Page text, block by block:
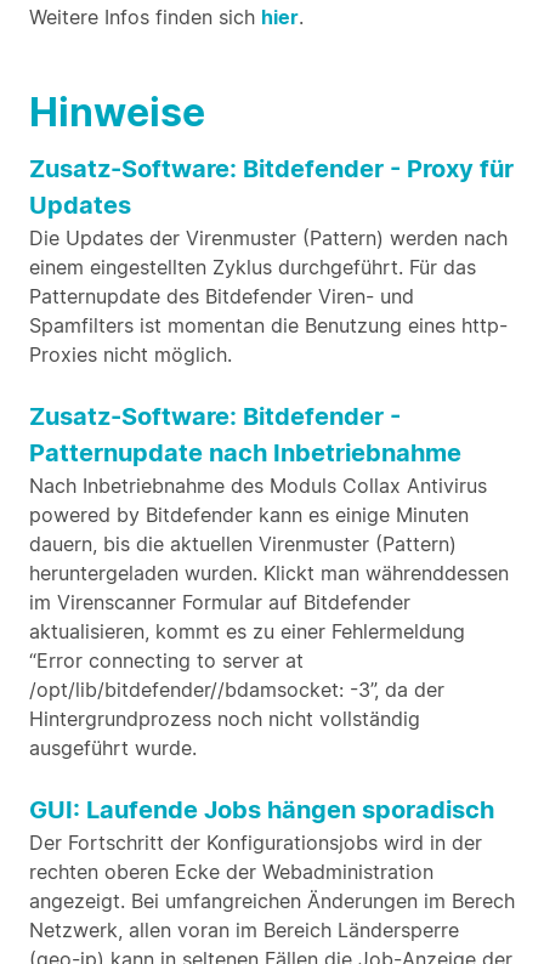
Weitere Infos finden sich hier.
Hinweise
Zusatz-Software: Bitdefender - Proxy für
Updates
Die Updates der Virenmuster (Pattern) werden nach
einem eingestellten Zyklus durchgeführt. Für das
Patternupdate des Bitdefender Viren- und
Spamfilters ist momentan die Benutzung eines http-
Proxies nicht möglich.
Zusatz-Software: Bitdefender -
Patternupdate nach Inbetriebnahme
Nach Inbetriebnahme des Moduls Collax Antivirus
powered by Bitdefender kann es einige Minuten
dauern, bis die aktuellen Virenmuster (Pattern)
heruntergeladen wurden. Klickt man währenddessen
im Virenscanner Formular auf Bitdefender
aktualisieren, kommt es zu einer Fehlermeldung
“Error connecting to server at
/opt/lib/bitdefender//bdamsocket: -3”, da der
Hintergrundprozess noch nicht vollständig
ausgeführt wurde.
GUI: Laufende Jobs hängen sporadisch
Der Fortschritt der Konfigurationsjobs wird in der
rechten oberen Ecke der Webadministration
angezeigt. Bei umfangreichen Änderungen im Berech
Netzwerk, allen voran im Bereich Ländersperre
(geo-ip) kann in seltenen Fällen die Job-Anzeige der